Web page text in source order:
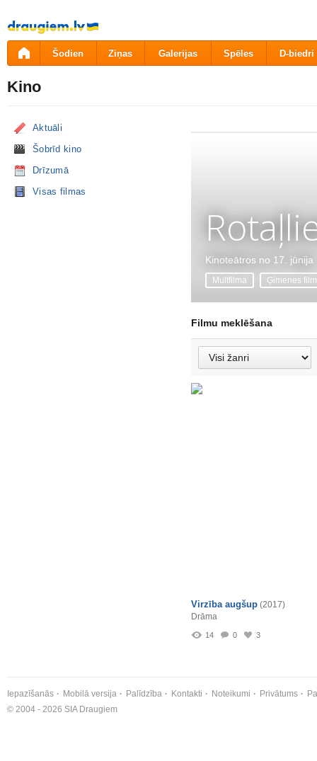
Pāriet
uz
saturu
Šodien Ziņas Galerijas Spēles D-biedri
Kino
Aktuāli
Šobrīd kino
Drīzumā
Visas filmas
Kinoteātros no 17. jūnija
Multfilma Ģimenes
Filmu meklēšana
Virzība augšup (2017)
Drāma
14 0 3
Iepazīšanās Mobilā versija Palīdzība Kontakti Noteikumi Privātums
© 2004 - 2026 SIA Draugiem